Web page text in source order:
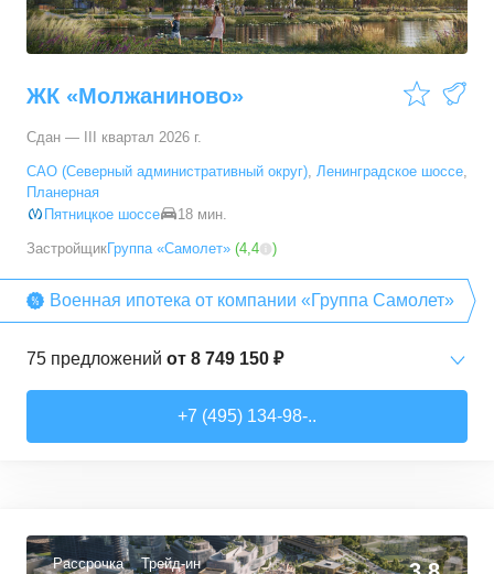
53,6–96,9м² 29 предложений
66,6– 89,3м² предложений
94,7– 94,7м² 1 предложение
ЖК «Молжаниново»
Сдан — III квартал 2026 г.
САО (Северный административный округ), Ленинградское шоссе,
Планерная
Пятницкое шоссе
18 мин.
ЗастройщикГруппа «Самолет» (4,4 )
Военная ипотека от компании «Группа Самолет»
75 предложений от 8 749 150 ₽
+7 (495) 134-98-..
Рассрочка Трейд-ин